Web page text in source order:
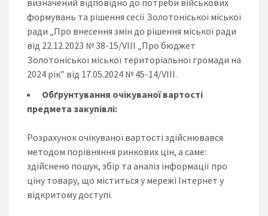
формувань та рішення сесії Золотоніської міської
ради „Про внесення змін до рішення міської ради
від 22.12.2023 № 38-15/VIІІ „Про бюджет
Золотоніської міської територіальної громади на
2024 рік” від 17.05.2024 № 45-14/VIII.
Обґрунтування очікуваної вартості
предмета закупівлі:
Розрахунок очікуваної вартості здійснювався
методом порівняння ринкових цін, а саме:
здійснено пошук, збір та аналіз інформації про
ціну товару, що міститься у мережі Інтернет у
відкритому доступі.